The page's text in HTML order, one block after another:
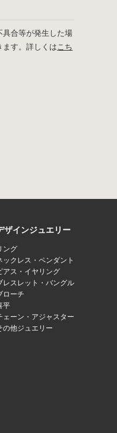
具合等が発生した場
ます。詳しくはこち
ザインジュエリー
ング
ックレス・ペンダント
アス・イヤリング
レスレット・バングル
ローチ
平
ェーン・アジャスター
の他ジュエリー